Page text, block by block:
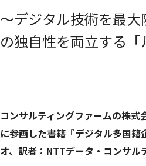
～デジタル技術を最
の独自性を両立する
コンサルティングファームの株
に参画した書籍『デジタル多国
オ、訳者：NTTデータ・コンサル